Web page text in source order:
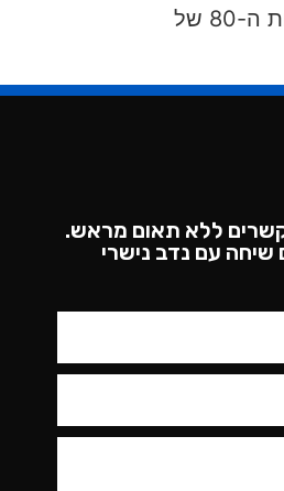
משפטיים עם תובנות מתחומי הפסיכולוגיה, העבודה הסוציאלית והבריאות הנפשית. המשפט הטיפולי התפתח בסוף שנות ה-80 של
ללא תאום מראש.
עם נדב נישרי